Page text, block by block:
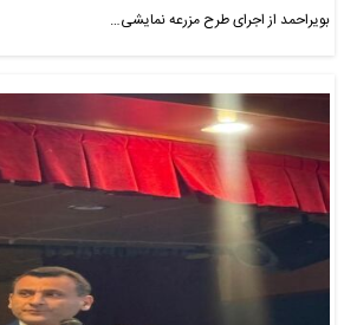
بویراحمد از اجرای طرح مزرعه نمایشی…